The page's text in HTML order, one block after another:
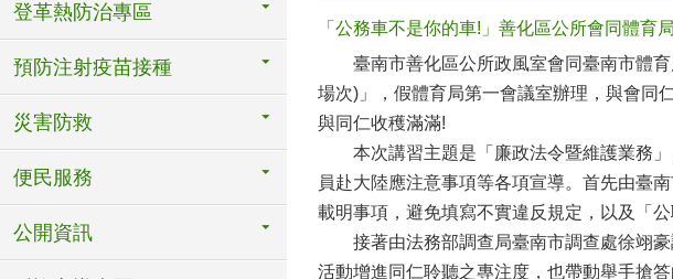
登革熱防治專區
預防注射疫苗接種
災害防救
便民服務
公開資訊
「公務車不是你的車!」善化區公所會同體育
臺南市善化區公所政風室會同臺南市體育
場次)」，假體育局第一會議室辦理，與會同
與同仁收穫滿滿!
本次講習主題是「廉政法令暨維護業務」
員赴大陸應注意事項等各項宣導。首先由臺
載明事項，避免填寫不實違反規定，以及「
接著由法務部調查局臺南市調查處徐翊豪
活動增進同仁聆聽之專注度，也帶動舉手搶